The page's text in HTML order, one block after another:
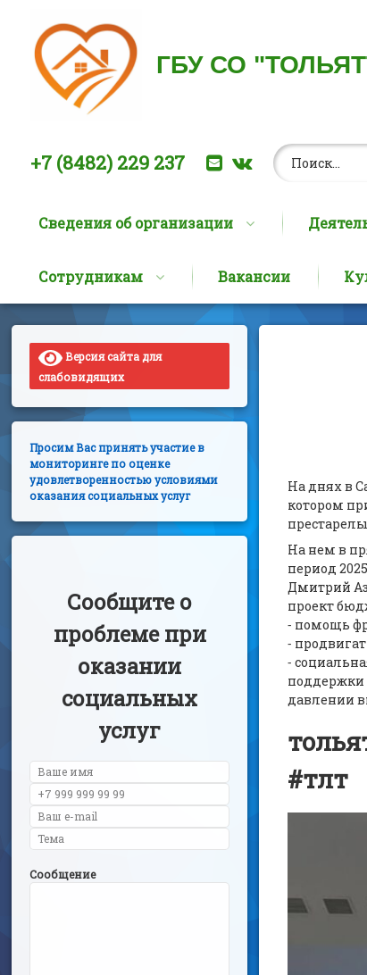
Перейти
содержимому
ГБУ СО
Позвоните нам:
+7 (8482) 229 237 E-mailВКонтакте
Найти:
Сведения об организации
Сотрудникам Вакансии
На днях в
котором
На нем в
период
Дмитрий
проект
⁃ помощь
⁃
⁃
поддержки
давлении
#тлт
Версия сайта для
слабовидящих
Просим Вас принять участие в
мониторинге по оценке
удовлетворенностью условиями
оказания социальных услуг
Сообщите о
проблеме при
оказании
социальных
услуг
Сообщение